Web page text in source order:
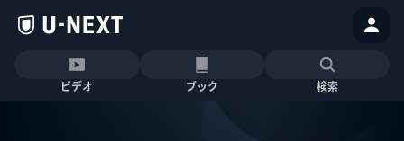
ビデオ ブック 検索